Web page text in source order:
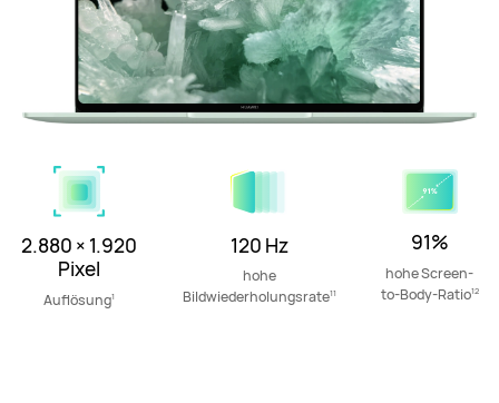
2.880 × 1.920
Pixel
Auflösung1
120 Hz
hohe
Bildwiederholungsrate11
91%
hohe Screen-
to-Body-Ratio12